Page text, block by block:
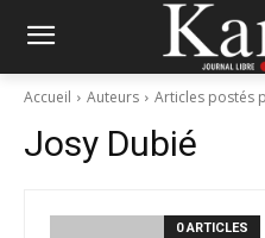
Accueil Auteurs Articles postés
Josy Dubié
0 ARTICLES